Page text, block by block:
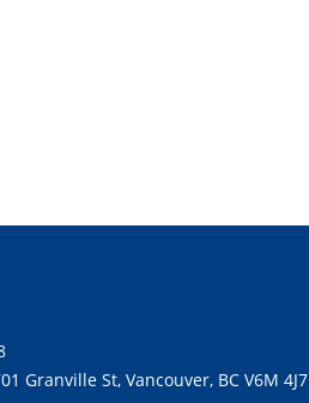
Granville St, Vancouver, BC V6M 4J7